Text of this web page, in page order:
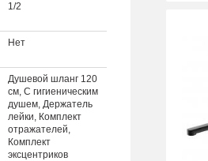
1/2
Нет
Душевой шланг 120
см, С гигиеническим
душем, Держатель
лейки, Комплект
отражателей,
Комплект
эксцентриков